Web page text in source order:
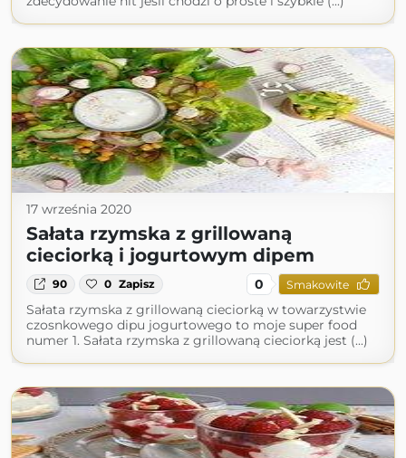
17 września 2020
Sałata rzymska z grillowaną
cieciorką i jogurtowym dipem
90 0 Zapisz 0 Smakowite
Sałata rzymska z grillowaną cieciorką w towarzystwie
czosnkowego dipu jogurtowego to moje super food
numer 1. Sałata rzymska z grillowaną cieciorką jest (...)